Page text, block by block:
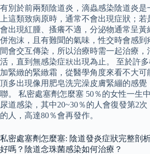
有別於前兩類陰道炎，滴蟲感染陰道炎是
上這類致病原時，通常不會出現症狀；
會出現紅腫、搔癢不適，分泌物通常呈黃
併泡沫，且有難聞的氣味，性交時會感到
間會交互傳染，所以治療時需一起治療
活，直到無感染症狀出現為止。 至於許
加緊緻的緊緻霜，從醫學角度來看不大可
頂多出現像用肥皂洗完澡皮膚緊繃的感覺
聯。 私密處塞劑怎麼塞 50％的女性一生
尿道感染，其中20~30％的人會復發第2
的人，高達80％會再發作。
私密處塞劑怎麼塞: 陰道發炎症狀完整剖
好嗎？陰道念珠菌感染如何治療？